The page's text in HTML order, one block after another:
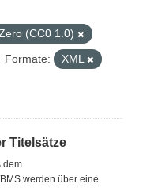
(CC0 1.0)
Formate: XML
Titelsätze
dem
werden über eine